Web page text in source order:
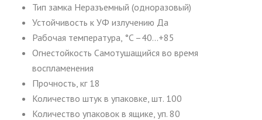
Тип замка Неразъемный (одноразовый)
Устойчивость к УФ излучению Да
Рабочая температура, °C –40…+85
Огнестойкость Самотушащийся во время
воспламенения
Прочность, кг 18
Количество штук в упаковке, шт. 100
Количество упаковок в ящике, уп. 80